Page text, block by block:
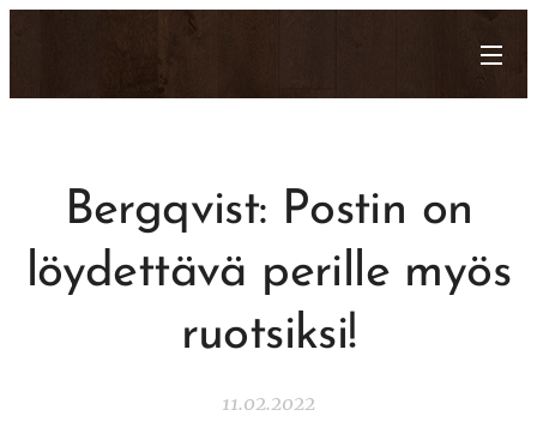
Bergqvist: Postin on
löydettävä perille myös
ruotsiksi!
11.02.2022